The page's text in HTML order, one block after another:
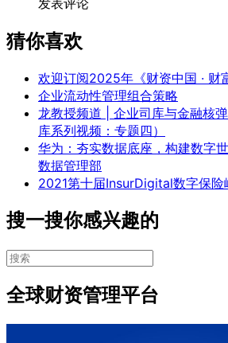
猜你喜欢
欢迎订阅2025年《财资中国 · 财
企业流动性管理组合策略
龙教授频道 | 企业司库与金融核
库系列视频：专题四）
华为：夯实数据底座，构建数字
数据管理部
2021第十届InsurDigital数字保险
搜一搜你感兴趣的
全球财资管理平台